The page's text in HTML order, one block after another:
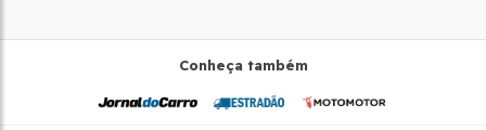
Conheça também